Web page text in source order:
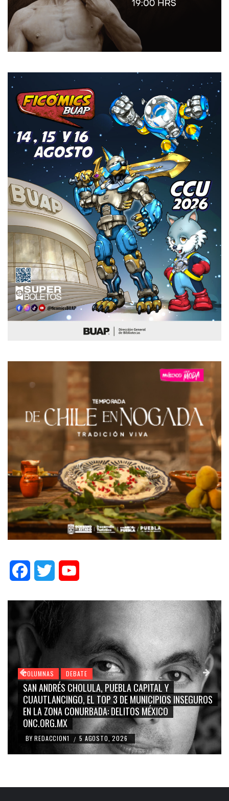
FacebookTwitter
DEBATE
ANDRÉS CHOLULA, PUEBLA CAPITAL Y
EL TOP 3 DE MUNICIPIOS INSEGUROS
ZONA CONURBADA: DELITOS MÉXICO
REDACCION1 / 5 AGOSTO, 2026 BY